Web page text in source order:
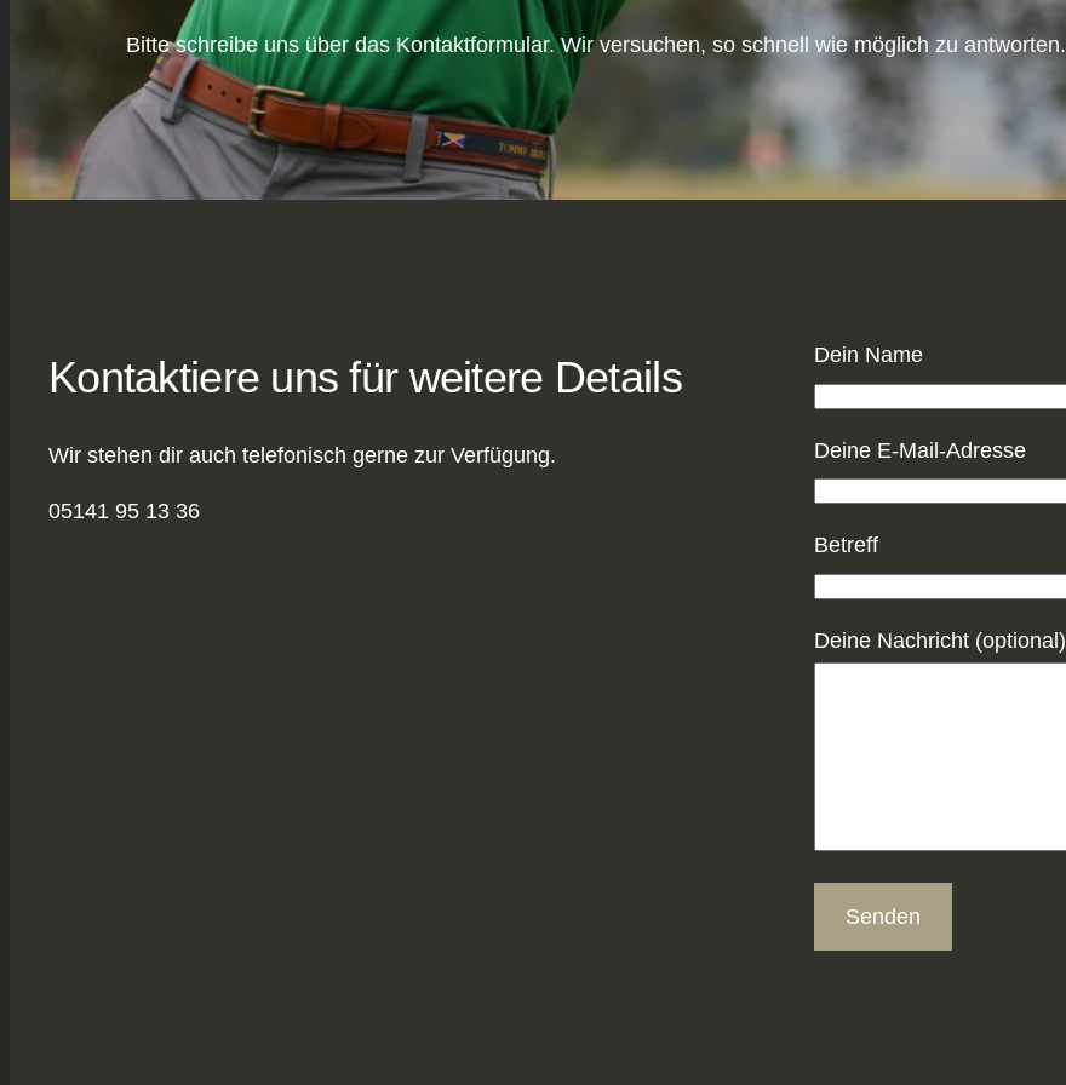
Bitte schreibe uns über das Kontaktformular. Wir versuchen, so schnell wie möglich zu antworten.
Kontaktiere uns für weitere Details
Wir stehen dir auch telefonisch gerne zur Verfügung.
05141 95 13 36
Dein Name
Deine E-Mail-Adresse
Betreff
Deine Nachricht (optional)